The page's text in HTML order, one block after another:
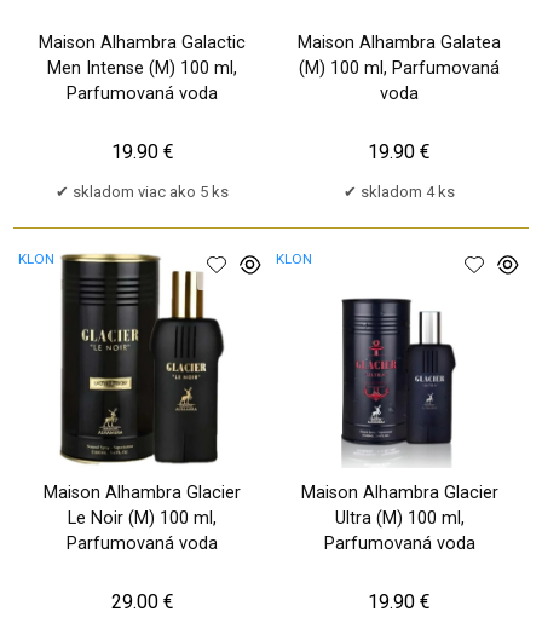
Maison Alhambra Galactic
Men Intense (M) 100 ml,
Parfumovaná voda
skladom viac ako 5 ks
19.90 €
Maison Alhambra Galatea
(M) 100 ml, Parfumovaná
voda
skladom 4 ks
19.90 €
Maison Alhambra Glacier
Le Noir (M) 100 ml,
Parfumovaná voda
KLON
29.00 €
Maison Alhambra Glacier
Ultra (M) 100 ml,
Parfumovaná voda
KLON
19.90 €